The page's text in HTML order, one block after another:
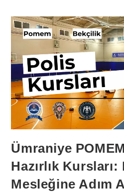
Ümraniye
Hazırlık
Mesleğine Adım